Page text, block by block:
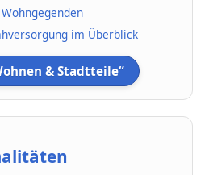
im Überblick
& Stadtteile“